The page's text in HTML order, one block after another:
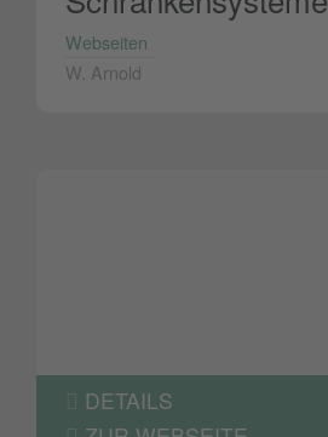
Webseiten
W. Arnold
DETAILS